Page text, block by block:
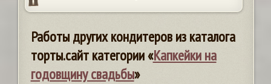
Работы других кондитеров из каталога
торты.сайт категории «Капкейки на
годовщину свадьбы»